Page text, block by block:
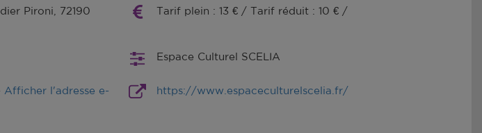
Pironi, 72190
Tarif plein : 13 € / Tarif réduit : 10 € /
Espace Culturel SCELIA
Afficher l'adresse e-
https://www.espaceculturelscelia.fr/